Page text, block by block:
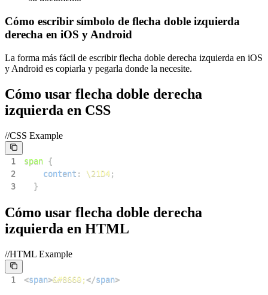
Cómo escribir símbolo de flecha doble izquierda
derecha en iOS y Android
La forma más fácil de escribir flecha doble derecha izquierda en iOS
y Android es copiarla y pegarla donde la necesite.
Cómo usar flecha doble derecha
izquierda en CSS
//CSS Example
1 span {
2
content : \21D4;
3
}
Cómo usar flecha doble derecha
izquierda en HTML
//HTML Example
1 <span>&#8660;</span>